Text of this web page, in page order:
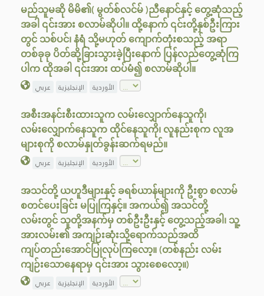
မည်သူမဆို မိမိ၏( မွတ်စ်လင်မ် )ညီ‌နောင်နှင့် တွေ့ဆုံသည့်
အခါ ၎င်းအား စလာမ်ဆိုပါ။ ထို့နောက် ၎င်းတို့နှစ်ဦးကြား
တွင် သစ်ပင်၊ နံရံ သို့မဟုတ် ကျောက်တုံးစသည့် အရာ
တစ်ခုခု ပိတ်ဆို့ခြားသွားခဲ့ပြီးနောက် ပြန်လည်တွေ့ဆုံကြ
ပါက ထိုအခါ ၎င်းအား ထပ်မံ၍ စလာမ်ဆိုပါ။
عربي الإنجليزية الأوردية
အစီးအနင်းစီးထားသူက လမ်းလျှောက်နေသူကို၊
လမ်းလျှောက်နေသူက ထိုင်နေသူကို၊ လူနည်းစုက လူအ
များစုကို စလာမ်နှုတ်ခွန်းဆက်ရမည်။
عربي الإنجليزية الأوردية
အသင်တို့ ယဟူဒီများနှင့် ခရစ်ယာန်များကို ဦးစွာ စလာမ်
စတင်ပေးခြင်း မပြုကြနှင့်။ အကယ်၍ အသင်တို့
လမ်းတွင် သူတို့အနက်မှ တစ်ဦးဦးနှင့် တွေ့သည့်အခါ၊ သူ့
အားလမ်း၏ အကျဉ်းဆုံးသို့ရောက်သည်အထိ
ကျပ်တည်းအောင်ပြုလုပ်ကြလော့။ (တစ်နည်း လမ်း
ကျဉ်းသောနေရာမှ ၎င်းအား သွားစေလော့။)
عربي الإنجليزية الأوردية